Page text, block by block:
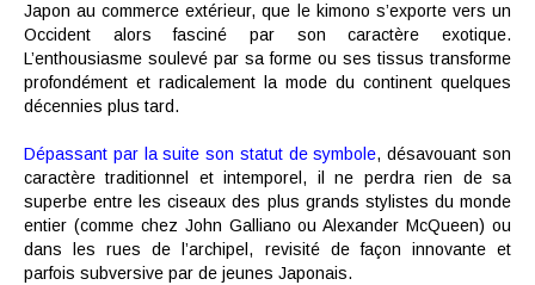
Japon au commerce extérieur, que le kimono s’exporte vers un
Occident alors fasciné par son caractère exotique.
L’enthousiasme soulevé par sa forme ou ses tissus transforme
profondément et radicalement la mode du continent quelques
décennies plus tard.
Dépassant par la suite son statut de symbole, désavouant son
caractère traditionnel et intemporel, il ne perdra rien de sa
superbe entre les ciseaux des plus grands stylistes du monde
entier (comme chez John Galliano ou Alexander McQueen) ou
dans les rues de l’archipel, revisité de façon innovante et
parfois subversive par de jeunes Japonais.